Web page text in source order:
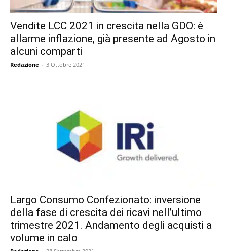
Vendite LCC 2021 in crescita nella GDO: è
allarme inflazione, già presente ad Agosto in
alcuni comparti
Redazione - 3 Ottobre 2021
Largo Consumo Confezionato: inversione
della fase di crescita dei ricavi nell’ultimo
trimestre 2021. Andamento degli acquisti a
volume in calo